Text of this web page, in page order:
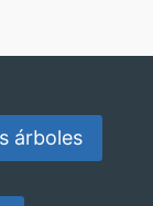
árboles